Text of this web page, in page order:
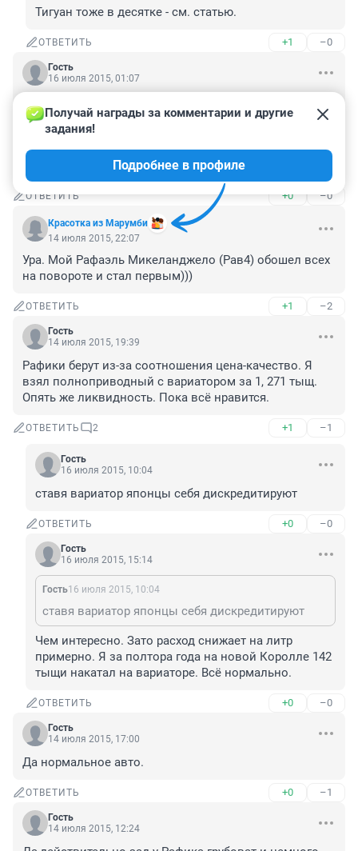
Тигуан тоже в десятке - см. статью.
ОТВЕТИТЬ +1 –0
Гость
16 июля 2015, 01:07
любую Тойоту можно новую вообще брать, почти не
глядя. Просто объективно Хайлендер, действительно,
я согласен с предыдущими комментаторами, лучше
по всем показателям.
ОТВЕТИТЬ +0 –0
Красотка из Марумби
Получай награды за комментарии и другие
задания!
Подробнее в профиле
14 июля 2015, 22:07
Ура. Мой Рафаэль Микеланджело (Рав4) обошел всех
на повороте и стал первым)))
ОТВЕТИТЬ +1 –2
Гость
14 июля 2015, 19:39
Рафики берут из-за соотношения цена-качество. Я
взял полноприводный с вариатором за 1, 271 тыщ.
Опять же ликвидность. Пока всё нравится.
ОТВЕТИТЬ 2 +1 –1
Гость
16 июля 2015, 10:04
ставя вариатор японцы себя дискредитируют
ОТВЕТИТЬ +0 –0
Гость
16 июля 2015, 15:14
Гость16 июля 2015, 10:04
ставя вариатор японцы себя дискредитируют
Чем интересно. Зато расход снижает на литр
примерно. Я за полтора года на новой Королле 142
тыщи накатал на вариаторе. Всё нормально.
ОТВЕТИТЬ +0 –0
Гость
14 июля 2015, 17:00
Да нормальное авто.
ОТВЕТИТЬ +0 –1
Гость
14 июля 2015, 12:24